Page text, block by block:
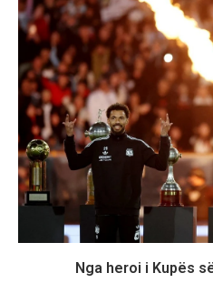
Nga heroi i Kupës